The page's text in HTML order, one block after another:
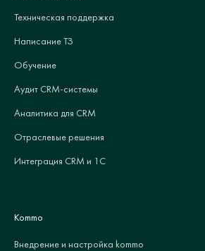
Техническая поддержка
Написание ТЗ
Обучение
Аудит CRM-системы
Аналитика для CRM
Отраслевые решения
Интеграция CRM и 1С
Kommo
Внедрение и настройка kommo